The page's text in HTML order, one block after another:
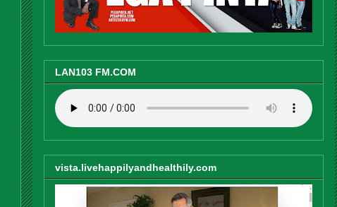
LAN103 FM.COM
vista.livehappilyandhealthily.com